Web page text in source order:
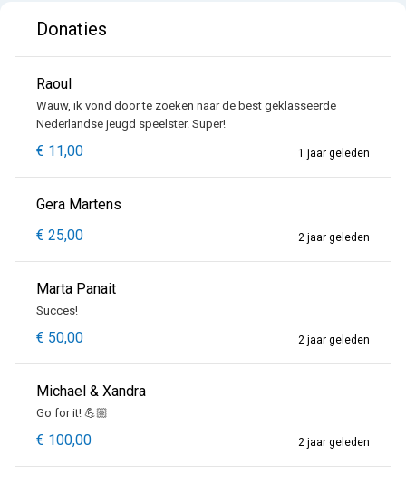
Donaties
Raoul
Wauw, ik vond door te zoeken naar de best geklasseerde
Nederlandse jeugd speelster. Super!
€ 11,00 1 jaar geleden
Gera Martens
€ 25,00
2 jaar geleden
Marta Panait
Succes!
€ 50,00 2 jaar geleden
Michael & Xandra
Go for it! 💪🏼
€ 100,00 2 jaar geleden